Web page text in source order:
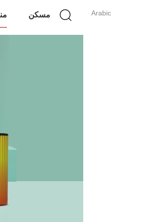
Arabic مسكن